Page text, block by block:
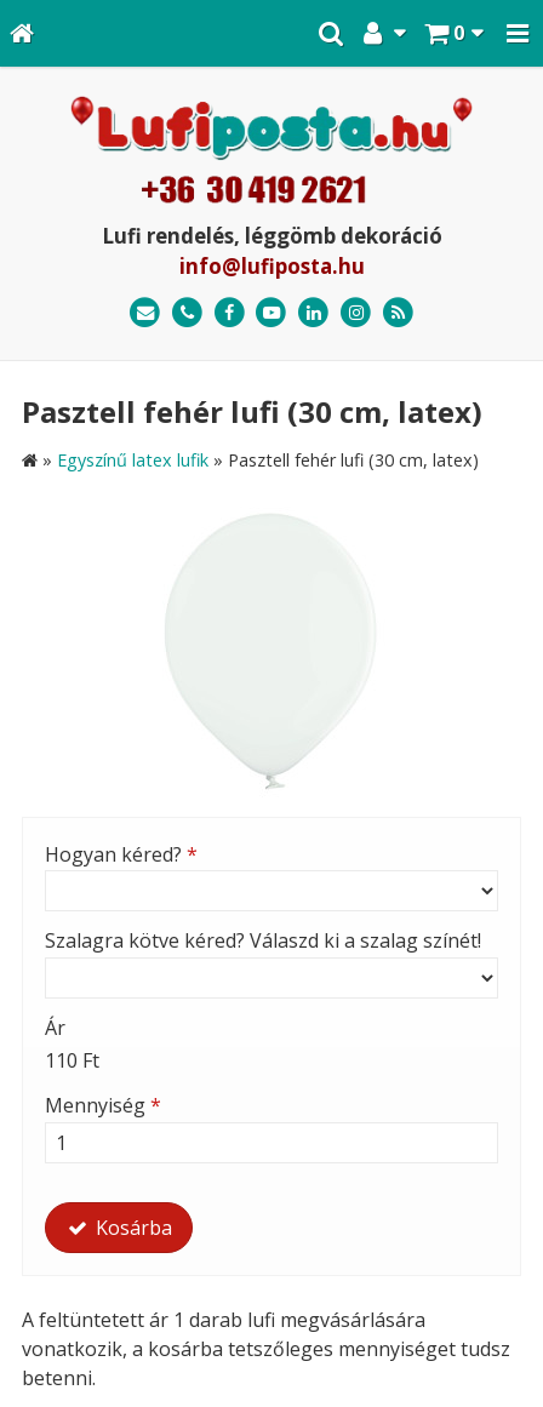
0
Lufi rendelés, léggömb dekoráció
info@lufiposta.hu
Pasztell fehér lufi (30 cm, latex)
» Egyszínű latex lufik » Pasztell fehér lufi (30 cm, latex)
Hogyan kéred? *
Szalagra kötve kéred? Válaszd ki a szalag színét!
Ár
110 Ft
Mennyiség*
Kosárba
A feltüntetett ár 1 darab lufi megvásárlására
vonatkozik, a kosárba tetszőleges mennyiséget tudsz
betenni.